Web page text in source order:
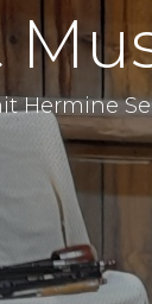
Hermine